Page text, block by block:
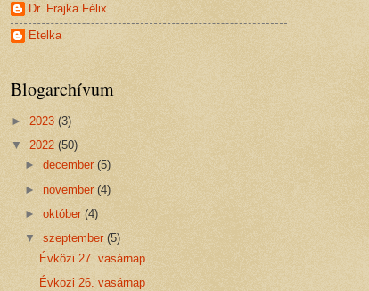
Dr. Frajka Félix
Etelka
Blogarchívum
► 2023 (3)
▼ 2022 (50)
►december(5)
► november(4)
►október(4)
▼szeptember(5)
Évközi 27. vasárnap
Évközi 26. vasárnap